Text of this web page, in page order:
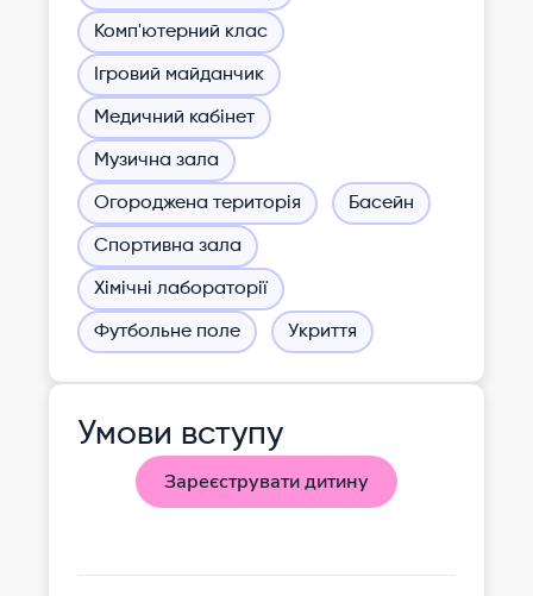
Комп'ютерний клас
Ігровий майданчик
Медичний кабінет
Музична зала
Огороджена територія Басейн
Спортивна зала
Хімічні лабораторії
Футбольне поле Укриття
Умови вступу
Зареєструвати дитину